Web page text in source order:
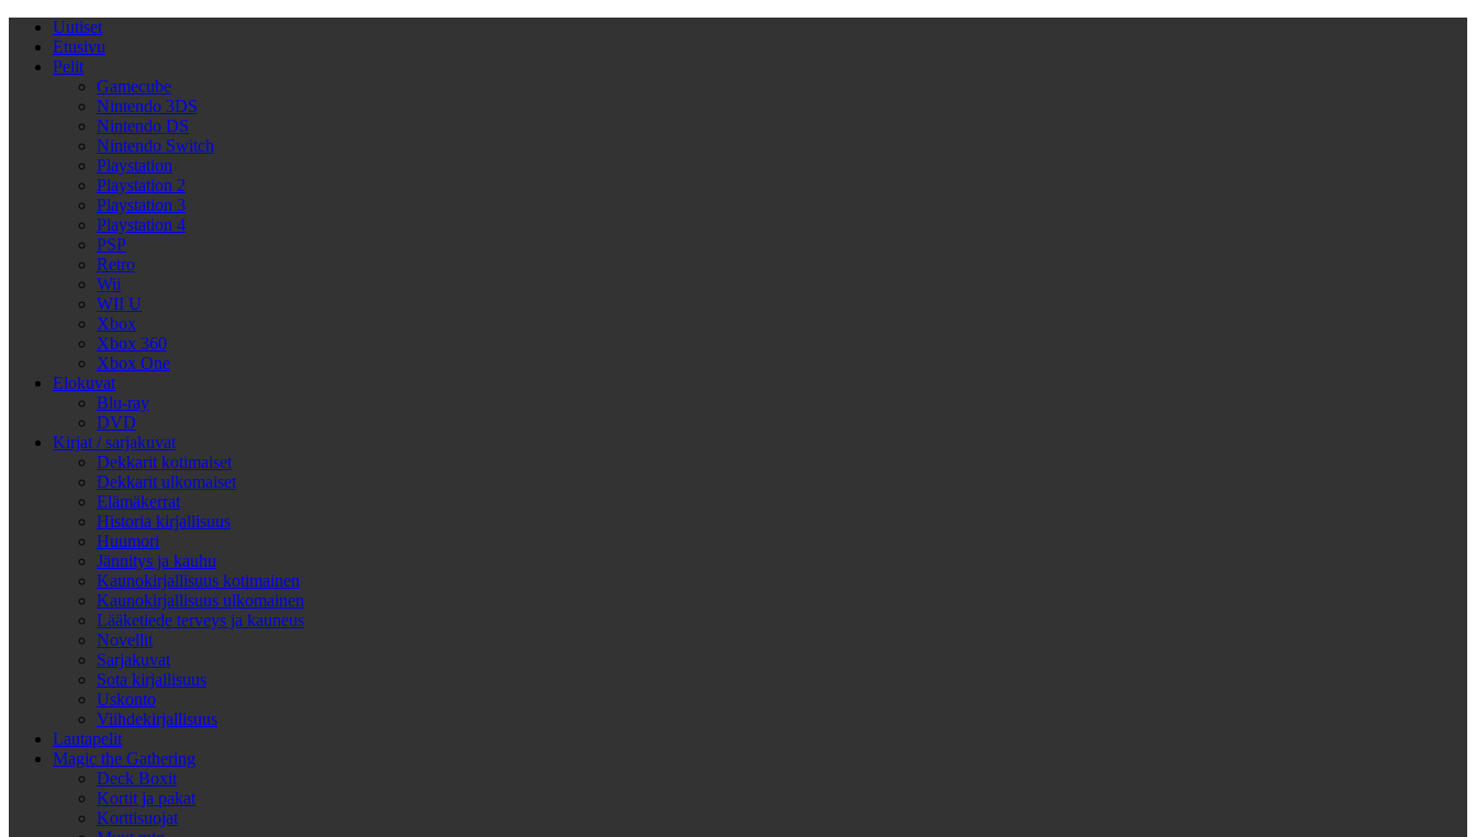
Uutiset
Etusivu
Pelit
Gamecube
Nintendo 3DS
Nintendo DS
Nintendo Switch
Playstation
Playstation 2
Playstation 3
Playstation 4
PSP
Retro
Wii
WII U
Xbox
Xbox 360
Xbox One
Elokuvat
Blu-ray
DVD
Kirjat / sarjakuvat
Dekkarit kotimaiset
Dekkarit ulkomaiset
Elämäkerrat
Historia kirjallisuus
Huumori
Jännitys ja kauhu
Kaunokirjallisuus kotimainen
Kaunokirjallisuus ulkomainen
Lääketiede terveys ja kauneus
Novellit
Sarjakuvat
Sota kirjallisuus
Uskonto
Viihdekirjallisuus
Lautapelit
Magic the Gathering
Deck Boxit
Kortit ja pakat
Korttisuojat